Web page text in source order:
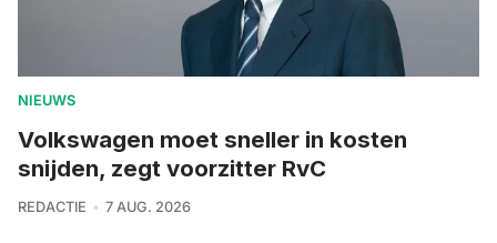
NIEUWS
Volkswagen moet sneller in kosten
snijden, zegt voorzitter RvC
REDACTIE 7 AUG. 2026